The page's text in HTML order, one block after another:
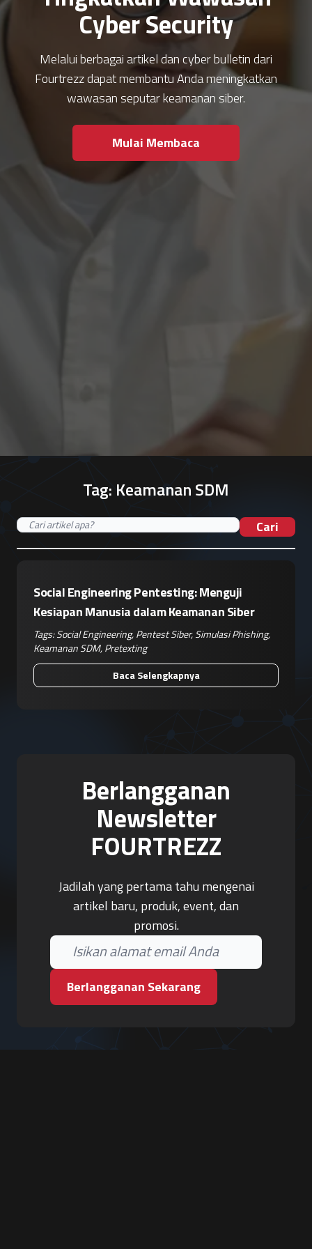
Cyber Security
Melalui berbagai artikel dan cyber bulletin dari
Fourtrezz dapat membantu Anda meningkatkan
wawasan seputar keamanan siber.
Mulai Membaca
Tag: Keamanan SDM
Cari
Social Engineering Pentesting: Menguji
Kesiapan Manusia dalam Keamanan Siber
Tags:Social Engineering,Pentest Siber,Simulasi Phishing,
Keamanan SDM,Pretexting
Baca Selengkapnya
Berlangganan
Newsletter
FOURTREZZ
Jadilah yang pertama tahu mengenai
artikel baru, produk, event, dan
promosi.
Berlangganan Sekarang